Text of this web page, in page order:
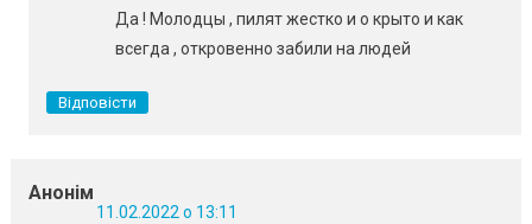
Да ! Молодцы , пилят жестко и о крыто и как
всегда , откровенно забили на людей
Відповісти
Анонім
11.02.2022 о 13:11